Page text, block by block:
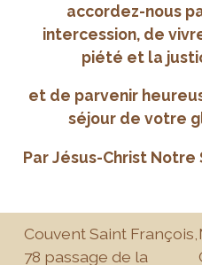
accordez-nous
intercession, de
piété et la
et de parvenir
séjour de votre
Par Jésus-Christ Notre
Couvent Saint François,
78 passage de la